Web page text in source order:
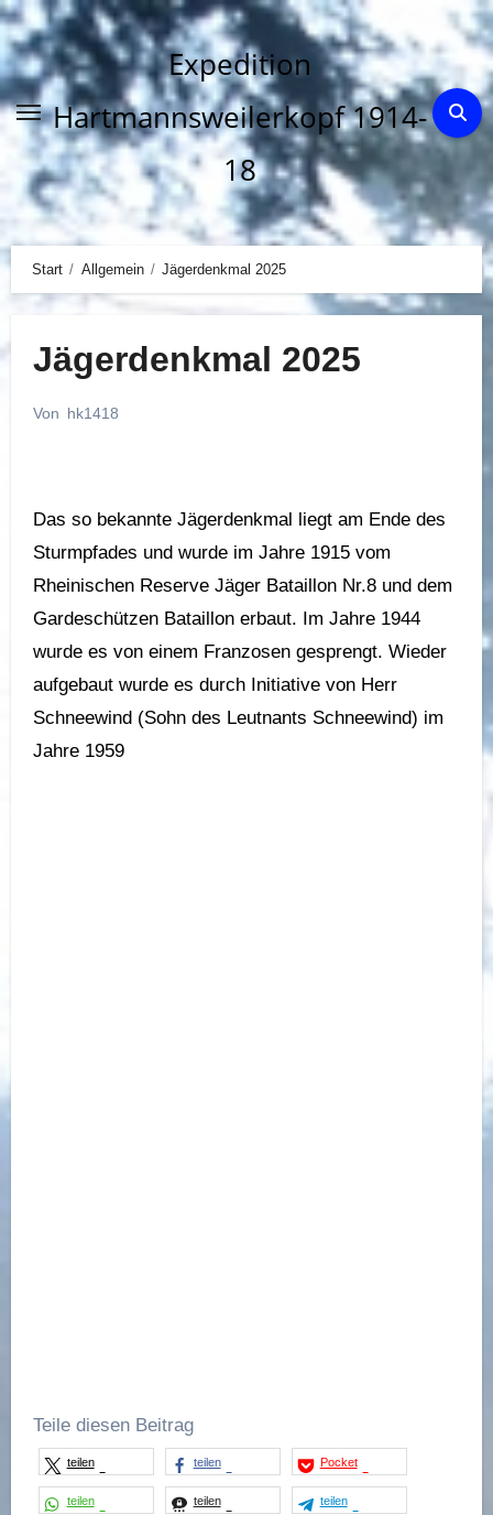
Zum
Inhalt
springen
Expedition
Hartmannsweilerkopf 1914-
18
Start Allgemein Jägerdenkmal 2025
Jägerdenkmal 2025
Von hk1418
Das so bekannte Jägerdenkmal liegt am Ende des
Sturmpfades und wurde im Jahre 1915 vom
Rheinischen Reserve Jäger Bataillon Nr.8 und dem
Gardeschützen Bataillon erbaut. Im Jahre 1944
wurde es von einem Franzosen gesprengt. Wieder
aufgebaut wurde es durch Initiative von Herr
Schneewind (Sohn des Leutnants Schneewind) im
Jahre 1959
Teile diesen Beitrag
teilen teilen Pocket
teilen teilen teilen